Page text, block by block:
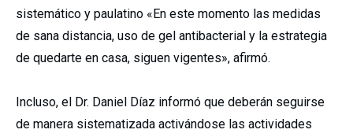
sistemático y paulatino «En este momento las medidas
de sana distancia, uso de gel antibacterial y la estrategia
de quedarte en casa, siguen vigentes», afirmó.
Incluso, el Dr. Daniel Díaz informó que deberán seguirse
de manera sistematizada activándose las actividades